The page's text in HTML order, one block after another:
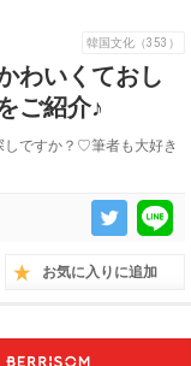
韓国文化（353）
わいくておし
ご紹介♪
しですか？♡筆者も大好き
お気に入りに追加